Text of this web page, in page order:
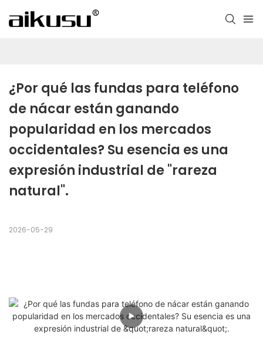
¿Por qué las fundas para teléfono
de nácar están ganando
popularidad en los mercados
occidentales? Su esencia es una
expresión industrial de "rareza
natural".
2026-05-29